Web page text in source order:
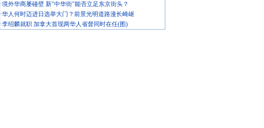
·境外华商屡碰壁 新"中华街"能否立足东京街头？
·华人何时迈进日选举大门？前景光明道路漫长崎岖
·李绍麟就职 加拿大首现两华人省督同时在任(图)